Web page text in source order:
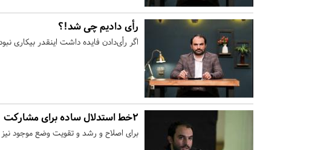
رأی دادیم چی شد!؟
اگر رأی‌دادن فایده داشت اینقدر بیکاری
2خط استدلال ساده برای مشارکت
برای اصلاح و رشد و تقویت وضع موجود